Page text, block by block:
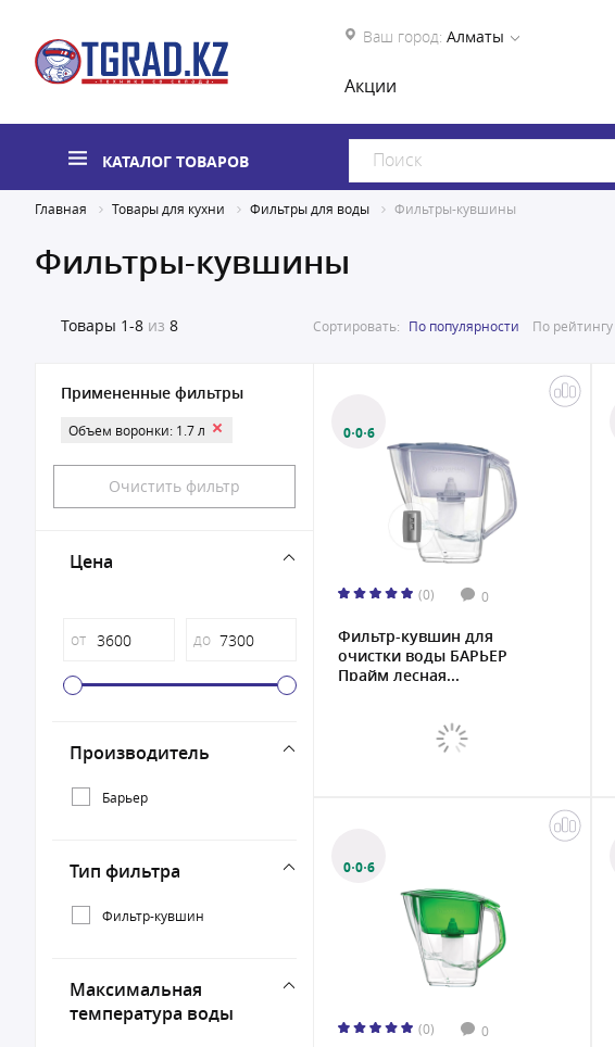
Ваш город: Алматы
Акции
КАТАЛОГ ТОВАРОВ
Главная Товары для кухни Фильтры для воды Фильтры-кувшины
Фильтры-кувшины
Товары 1-8 из 8 Сортировать: По популярности По рейтингу
Примененные фильтры
Объем воронки: 1.7 л
Очистить фильтр
Цена
от до
Производитель
Барьер
Тип фильтра
Фильтр-кувшин
Максимальная
температура воды
0·0·6
(0) 0
Фильтр-кувшин для
очистки воды БАРЬЕР
Прайм лесная...
0·0·6
(0) 0